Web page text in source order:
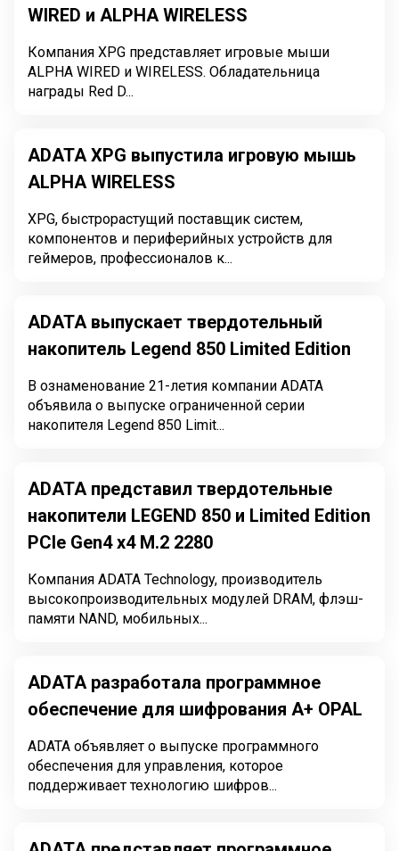
WIRED и ALPHA WIRELESS
Компания XPG представляет игровые мыши
ALPHA WIRED и WIRELESS. Обладательница
награды Red D...
ADATA XPG выпустила игровую мышь
ALPHA WIRELESS
XPG, быстрорастущий поставщик систем,
компонентов и периферийных устройств для
геймеров, профессионалов к...
ADATA выпускает твердотельный
накопитель Legend 850 Limited Edition
В ознаменование 21-летия компании ADATA
объявила о выпуске ограниченной серии
накопителя Legend 850 Limit...
ADATA представил твердотельные
накопители LEGEND 850 и Limited Edition
PCIe Gen4 x4 M.2 2280
Компания ADATA Technology, производитель
высокопроизводительных модулей DRAM, флэш-
памяти NAND, мобильных...
ADATA разработала программное
обеспечение для шифрования A+ OPAL
ADATA объявляет о выпуске программного
обеспечения для управления, которое
поддерживает технологию шифров...